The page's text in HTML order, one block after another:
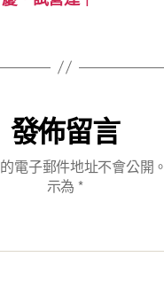
前
開
｜〉
中
發佈留言
電子郵件地址不會公開。
示為 *